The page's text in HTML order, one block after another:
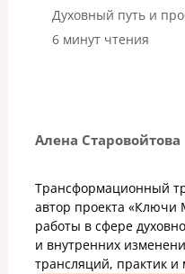
Духовный путь и
6 минут чтения
Алена Старовойтова
Трансформационный
автор проекта «Ключи
работы в сфере
и внутренних
трансляций, практик и